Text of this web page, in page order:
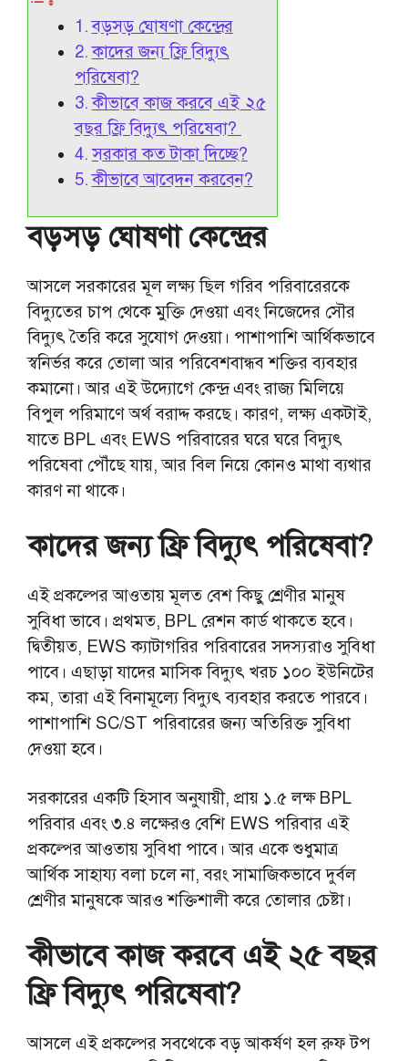
বড়সড় ঘোষণা কেন্দ্রের
কাদের জন্য ফ্রি বিদ্যুৎ
পরিষেবা?
কীভাবে কাজ করবে এই ২৫
বছর ফ্রি বিদ্যুৎ পরিষেবা?
সরকার কত টাকা দিচ্ছে?
কীভাবে আবেদন করবেন?
বড়সড় ঘোষণা কেন্দ্রের
আসলে সরকারের মূল লক্ষ্য ছিল গরিব পরিবারেরকে
বিদ্যুতের চাপ থেকে মুক্তি দেওয়া এবং নিজেদের সৌর
বিদ্যুৎ তৈরি করে সুযোগ দেওয়া। পাশাপাশি আর্থিকভাবে
স্বনির্ভর করে তোলা আর পরিবেশবান্ধব শক্তির ব্যবহার
কমানো। আর এই উদ্যোগে কেন্দ্র এবং রাজ্য মিলিয়ে
বিপুল পরিমাণে অর্থ বরাদ্দ করছে। কারণ, লক্ষ্য একটাই,
যাতে BPL এবং EWS পরিবারের ঘরে ঘরে বিদ্যুৎ
পরিষেবা পৌঁছে যায়, আর বিল নিয়ে কোনও মাথা ব্যথার
কারণ না থাকে।
কাদের জন্য ফ্রি বিদ্যুৎ পরিষেবা?
এই প্রকল্পের আওতায় মূলত বেশ কিছু শ্রেণীর মানুষ
সুবিধা ভাবে। প্রথমত, BPL রেশন কার্ড থাকতে হবে।
দ্বিতীয়ত, EWS ক্যাটাগরির পরিবারের সদস্যরাও সুবিধা
পাবে। এছাড়া যাদের মাসিক বিদ্যুৎ খরচ ১০০ ইউনিটের
কম, তারা এই বিনামূল্যে বিদ্যুৎ ব্যবহার করতে পারবে।
পাশাপাশি SC/ST পরিবারের জন্য অতিরিক্ত সুবিধা
দেওয়া হবে।
সরকারের একটি হিসাব অনুযায়ী, প্রায় ১.৫ লক্ষ BPL
পরিবার এবং ৩.৪ লক্ষেরও বেশি EWS পরিবার এই
প্রকল্পের আওতায় সুবিধা পাবে। আর একে শুধুমাত্র
আর্থিক সাহায্য বলা চলে না, বরং সামাজিকভাবে দুর্বল
শ্রেণীর মানুষকে আরও শক্তিশালী করে তোলার চেষ্টা।
কীভাবে কাজ করবে এই ২৫ বছর
ফ্রি বিদ্যুৎ পরিষেবা?
আসলে এই প্রকল্পের সবথেকে বড় আকর্ষণ হল রুফ টপ